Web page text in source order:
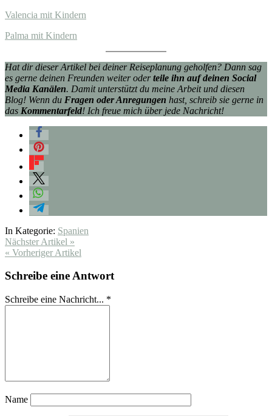
Valencia mit Kindern
Palma mit Kindern
Hat dir dieser Artikel bei deiner Reiseplanung geholfen? Dann sag
es gerne deinen Freunden weiter oderteile ihn auf deinen Social
Media Kanälen. Damit unterstützt du meine Arbeit und diesen
Blog! Wenn du Fragen oder Anregungen hast, schreib sie gerne in
das Kommentarfeld! Ich freue mich über jede Nachricht!
In Kategorie: Spanien
Nächster Artikel »
« Vorheriger Artikel
Schreibe eine Antwort
Schreibe eine Nachricht... *
Name